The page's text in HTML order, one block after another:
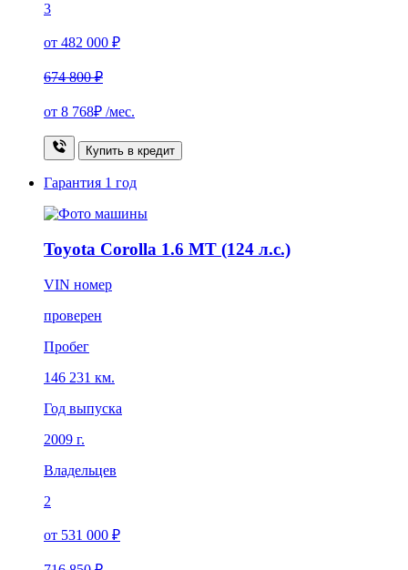
3
от 482 000 ₽
674 800 ₽
от 8 768₽ /мес.
Купить в кредит
Гарантия 1 год
Toyota Corolla 1.6 MT (124 л.с.)
VIN номер
проверен
Пробег
146 231 км.
Год выпуска
2009 г.
Владельцев
2
от 531 000 ₽